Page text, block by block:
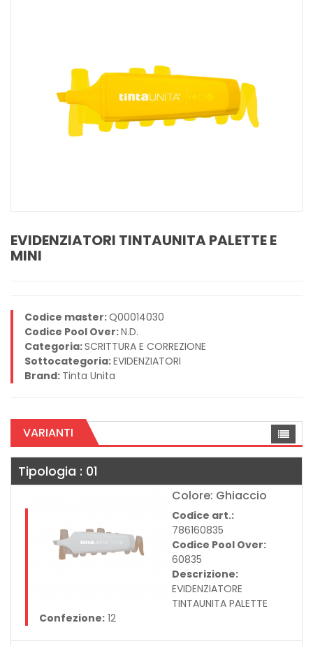
EVIDENZIATORI TINTAUNITA PALETTE E
MINI
Codice master:Q00014030
Codice Pool Over:N.D.
Categoria:SCRITTURA E CORREZIONE
Sottocategoria:EVIDENZIATORI
Brand: Tinta Unita
VARIANTI
Tipologia : 01
Colore: Ghiaccio
Codice art.:
786160835
Codice Pool Over:
60835
Descrizione:
EVIDENZIATORE
TINTAUNITA PALETTE
Confezione: 12